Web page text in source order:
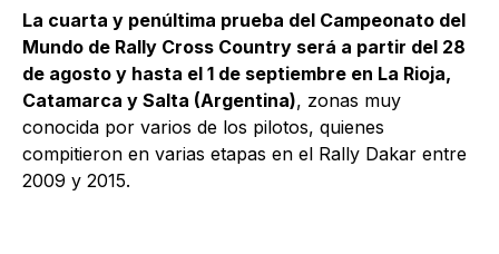
La cuarta y penúltima prueba del Campeonato del
Mundo de Rally Cross Country será a partir del 28
de agosto y hasta el 1 de septiembre en La Rioja,
Catamarca y Salta (Argentina), zonas muy
conocida por varios de los pilotos, quienes
compitieron en varias etapas en el Rally Dakar entre
2009 y 2015.